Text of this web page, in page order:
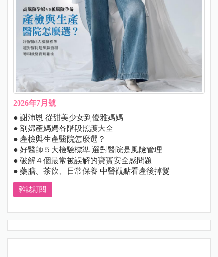
2026年7月號
● 謝沛恩 從甜美少女到優雅媽媽
● 剖婦產媽媽各階段照護大全
● 產檢與生產醫院怎麼選？
● 好醫師５大檢驗標準 選對醫院是風險管理
● 破解４個最常被誤解的寶寶安全感問題
● 藥膳、茶飲、日常保養 中醫觀點看產後掉髮
雜誌訂閱